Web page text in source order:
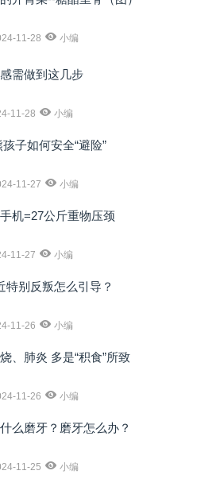
11-28 小编
需做到这几步
11-28 小编
子如何安全“避险”
11-27 小编
机=27公斤重物压颈
11-27 小编
特别反叛怎么引导？
11-26 小编
、肺炎 多是“积食”所致
11-26 小编
么磨牙？磨牙怎么办？
11-25 小编